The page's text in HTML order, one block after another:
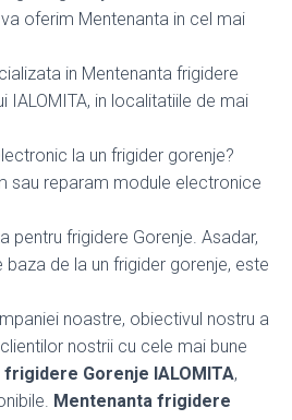
oferim Mentenanta in cel mai
in Mentenanta frigidere
IALOMITA, in localitatiile de mai
la un frigider gorenje?
sau reparam module electronice
pentru frigidere Gorenje. Asadar,
de la un frigider gorenje, este
noastre, obiectivul nostru a
nostrii cu cele mai bune
Gorenje IALOMITA,
Mentenanta frigidere